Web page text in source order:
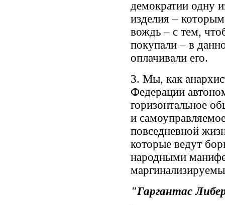
демократии одну
изделия –
вождь – с тем,
покупали – в
оплачивали его.
3. Мы, как
Федерации
горизонтальное
и
повседневной
которые ведут
народными
"Гаргантас